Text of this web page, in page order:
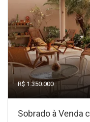
R$ 1.350.000
Sobrado à Venda